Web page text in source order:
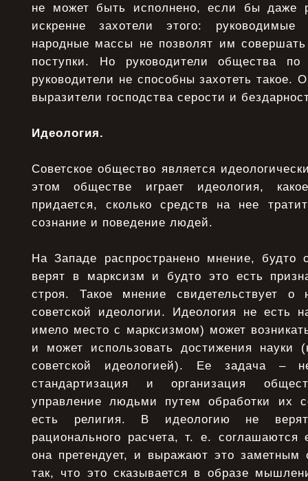
не может быть исполнено, если бы даже
искренне захотели этого: руководимые
народные массы не позволят им
поступки. Но руководители общества
руководители не способны захотеть такое.
выразители господства серости и
Идеология.
Советское общество является
этом обществе играет идеология,
придается, сколько средств на нее
сознание и поведение людей.
На Западе распространено мнение, будто
верят в марксизм и будто это есть
строя. Такое мнение свидетельствует о
советской идеологии. Идеология не есть
имело место с марксизмом) может
и может использовать достижения науки
советской идеологией). Ее задача –
стандартизация и организация
управление людьми путем обработки их
есть религия. В идеологию не
рационального расчета, т. е.
она претендует, и выражают это заметным
так, что это сказывается в образе